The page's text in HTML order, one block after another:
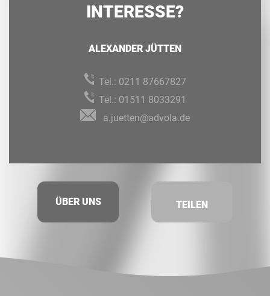
INTERESSE?
ALEXANDER JÜTTEN
Tel.: 0211 87667827
Tel.: 01511 8033291
a.juetten@advola.de
ÜBER UNS TEILEN